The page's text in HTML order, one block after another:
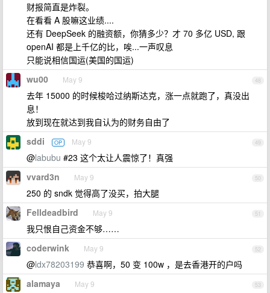
财报简直是炸裂。
在看看 A 股嘛这业绩....
还有 DeepSeek 的融资额，你猜多少？才 70 多亿 USD, 跟
openAI 都是上千亿的比，唉...一声叹息
只能说相信国运(美国的国运)
48
wu00 May 9
去年 15000 的时候梭哈过纳斯达克，涨一点就跑了，真没出
息！
放到现在就达到我自认为的财务自由了
49
sddi OP May 9
@labubu #23 这个太让人震惊了！真强
50
vvard3n May 9
250 的 sndk 觉得高了没买，拍大腿
51
Felldeadbird May 9
我只恨自己资金不够……
52
coderwink May 9
@ldx78203199 恭喜啊，50 变 100w ，是去香港开的户吗
53
alamaya May 9